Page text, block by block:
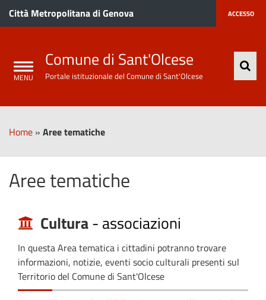
Città Metropolitana di Genova ACCESSO
Comune di Sant'Olcese
Portale istituzionale del Comune di Sant'Olcese
Home » Aree tematiche
Aree tematiche
Cultura- associazioni
In questa Area tematica i cittadini potranno trovare
informazioni, notizie, eventi socio culturali presenti sul
Territorio del Comune di Sant'Olcese